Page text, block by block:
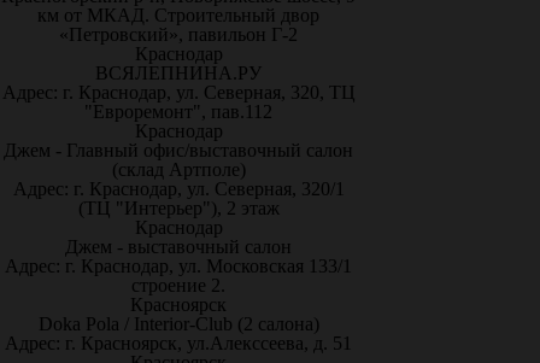
км от МКАД. Строительный двор
«Петровский», павильон Г-2
Краснодар
ВСЯЛЕПНИНА.РУ
Адрес: г. Краснодар, ул. Северная, 320, ТЦ
"Евроремонт", пав.112
Краснодар
Джем - Главный офис/выставочный салон
(склад Артполе)
Адрес: г. Краснодар, ул. Северная, 320/1
(ТЦ "Интерьер"), 2 этаж
Краснодар
Джем - выставочный салон
Адрес: г. Краснодар, ул. Московская 133/1
строение 2.
Красноярск
Doka Pola / Interior-Club (2 салона)
Адрес: г. Красноярск, ул.Алекссеева, д. 51